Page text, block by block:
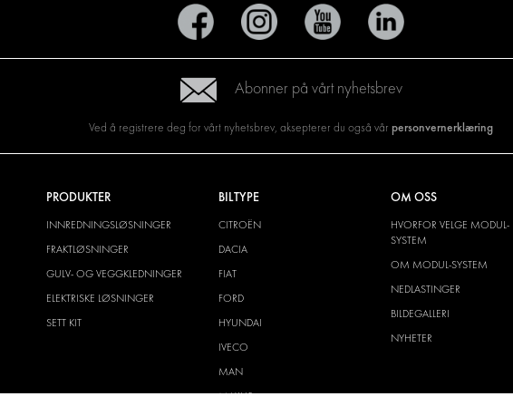
Abonner på vårt nyhetsbrev
Ved å registrere deg for vårt nyhetsbrev, aksepterer du også vår personvernerklæring
PRODUKTER
INNREDNINGSLØSNINGER
FRAKTLØSNINGER
GULV- OG VEGGKLEDNINGER
ELEKTRISKE LØSNINGER
SETT KIT
BILTYPE
CITROËN
DACIA
FIAT
FORD
HYUNDAI
IVECO
MAN
MAXUS
OM OSS
HVORFOR VELGE MODUL-
SYSTEM
OM MODUL-SYSTEM
NEDLASTINGER
BILDEGALLERI
NYHETER